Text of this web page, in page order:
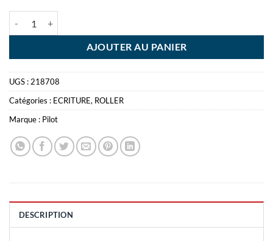
AJOUTER AU PANIER
UGS : 218708
Catégories : ECRITURE, ROLLER
Marque : Pilot
DESCRIPTION